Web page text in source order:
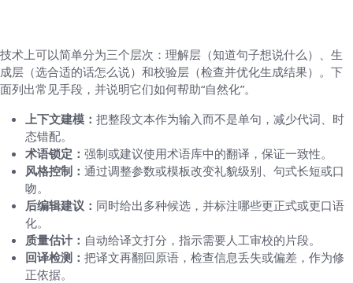
技术上可以简单分为三个层次：理解层（知道句子想说什么）、生
成层（选合适的话怎么说）和校验层（检查并优化生成结果）。下
面列出常见手段，并说明它们如何帮助“自然化”。
上下文建模： 把整段文本作为输入而不是单句，减少代词、时
态错配。
术语锁定： 强制或建议使用术语库中的翻译，保证一致性。
风格控制： 通过调整参数或模板改变礼貌级别、句式长短或口
吻。
后编辑建议： 同时给出多种候选，并标注哪些更正式或更口语
化。
质量估计： 自动给译文打分，指示需要人工审校的片段。
回译检测： 把译文再翻回原语，检查信息丢失或偏差，作为修
正依据。